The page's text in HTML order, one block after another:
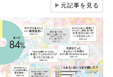
▶元記事を見る